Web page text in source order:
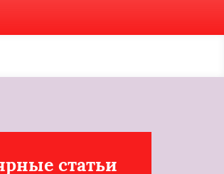
статьи